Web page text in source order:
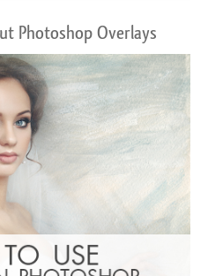
Photoshop Overlays